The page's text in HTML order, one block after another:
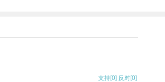
支持[0] 反对[0]